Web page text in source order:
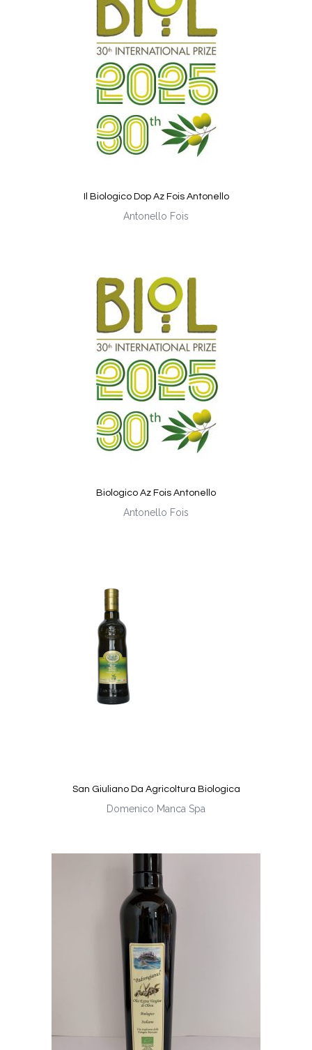
Il Biologico Dop Az Fois Antonello
Antonello Fois
Biologico Az Fois Antonello
Antonello Fois
San Giuliano Da Agricoltura Biologica
Domenico Manca Spa